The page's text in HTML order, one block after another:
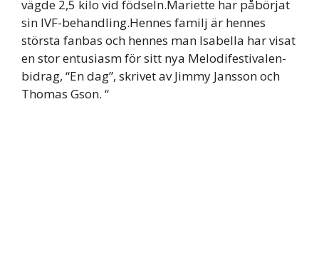
vägde 2,5 kilo vid födseln.Mariette har påbörjat
sin IVF-behandling.Hennes familj är hennes
största fanbas och hennes man Isabella har visat
en stor entusiasm för sitt nya Melodifestivalen-
bidrag, “En dag”, skrivet av Jimmy Jansson och
Thomas Gson. “